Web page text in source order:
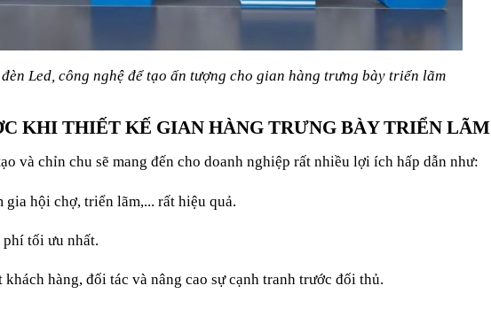
Led, công nghệ để tạo ấn tượng cho gian hàng trưng bày triển lãm
KHI THIẾT KẾ GIAN HÀNG TRƯNG BÀY TRIỂN LÃM
và chỉn chu sẽ mang đến cho doanh nghiệp rất nhiều lợi ích hấp dẫn như:
hội chợ, triển lãm,... rất hiệu quả.
tối ưu nhất.
hàng, đối tác và nâng cao sự cạnh tranh trước đối thủ.